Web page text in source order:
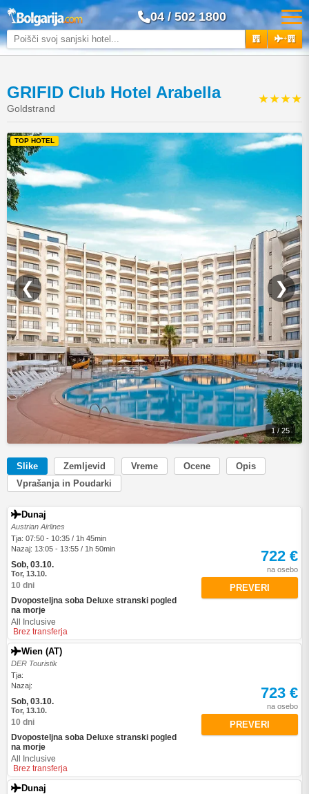
04 / 502 1800
+
GRIFID Club Hotel Arabella
Goldstrand
★★★★
❮ ❯
1 / 25
TOP HOTEL
Slike Zemljevid Vreme Ocene
Opis
Vprašanja in Poudarki
Dunaj
Austrian Airlines
Tja: 07:50 - 10:35 / 1h 45min
Nazaj: 13:05 - 13:55 / 1h 50min
Sob, 03.10.
Tor, 13.10.
10 dni
Dvoposteljna soba Deluxe stranski pogled
na morje
All Inclusive
Brez transferja
722 €
na osebo
PREVERI
Wien (AT)
DER Touristik
Tja:
Nazaj:
Sob, 03.10.
Tor, 13.10.
10 dni
Dvoposteljna soba Deluxe stranski pogled
na morje
All Inclusive
Brez transferja
723 €
na osebo
PREVERI
Dunaj